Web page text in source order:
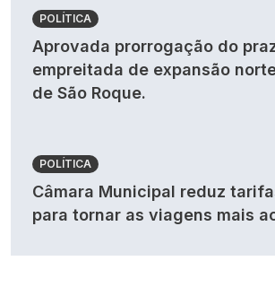
POLÍTICA
Aprovada prorrogação do
empreitada de expansão
de São Roque.
POLÍTICA
Câmara Municipal reduz
para tornar as viagens mais